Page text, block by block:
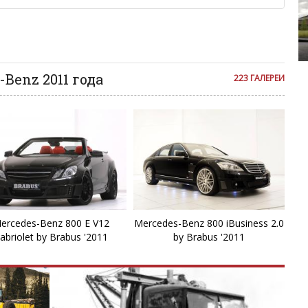
комментарии публикуются только после модерации, поэтому
сайте с некоторым опозданием.
223 ГАЛЕРЕИ
2011 года
Benz 800 E V12
by Brabus '2011
Mercedes-Benz 800 iBusiness 2.0
by Brabus '2011